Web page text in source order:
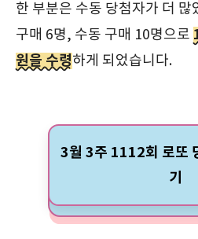
한 부분은 수동 당첨자가 더 많
구매 6명, 수동 구매 10명으로
원을 수령하게 되었습니다.
3월 3주 1112회 로또
기